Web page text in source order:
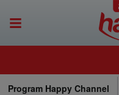
Program Happy Channel